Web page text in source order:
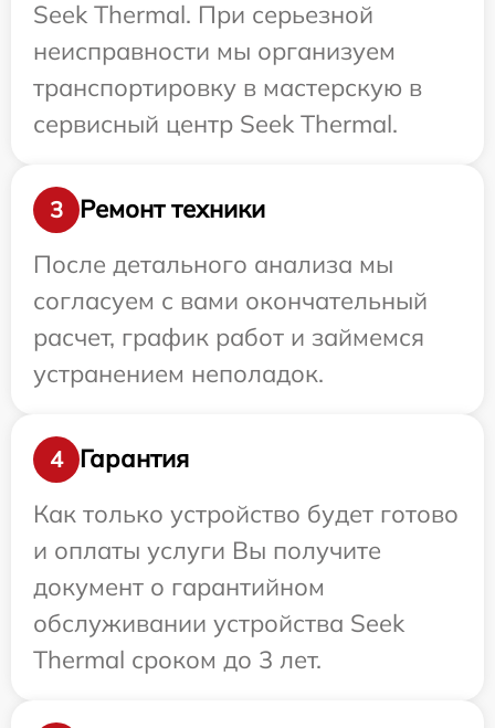
Seek Thermal. При серьезной
неисправности мы организуем
транспортировку в мастерскую в
сервисный центр Seek Thermal.
3
Ремонт техники
После детального анализа мы
согласуем с вами окончательный
расчет, график работ и займемся
устранением неполадок.
4
Гарантия
Как только устройство будет готово
и оплаты услуги Вы получите
документ о гарантийном
обслуживании устройства Seek
Thermal сроком до 3 лет.